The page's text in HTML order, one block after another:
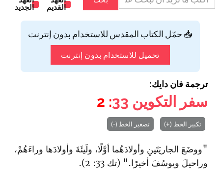
القديم
الجديد
📥 حمّل الكتاب المقدس للاستخدام بدون إنترنت
تحميل للاستخدام بدون إنترنت
ترجمة فان دايك:
سفر التكوين 33
: 2
تكبير الخط (+) تصغير الخط (-)
"ووضَعَ الجاريَتَينِ وأولادَهُما أوَّلًا، ولَيئَةَ وأولادَها وراءَهُمْ،
وراحيلَ ويوسُفَ أخيرًا." (تك 33: 2).